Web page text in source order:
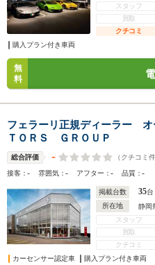
スタッフ
買取
クチコミ
購入プラン付き車両
無
料
フェラーリ正規ディーラー
ＴＯＲＳ ＧＲＯＵＰ
総合評価 - （クチコミ
接客：- 雰囲気：- アフター：- 品質：-
掲載台数 35台
所在地
静岡
スタッフ
買取
クチコミ
カーセンサー認定車
購入プラン付き車両